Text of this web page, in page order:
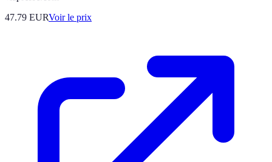
47.79 EURVoir le prix